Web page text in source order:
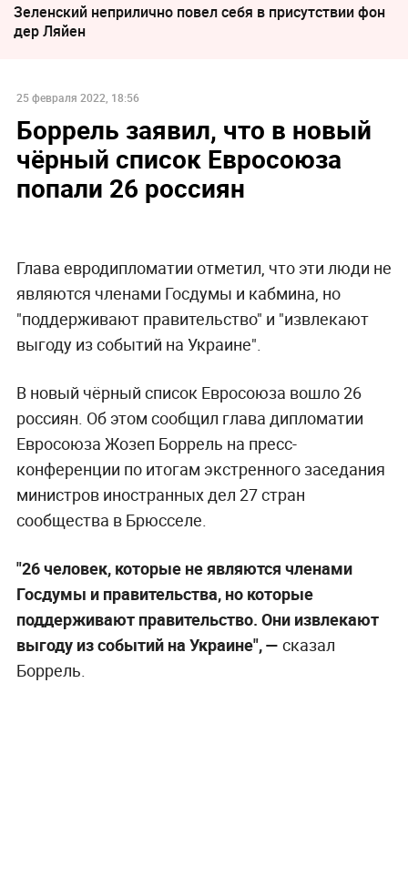
Зеленский неприлично повел cебя в присутствии фон
дер Ляйен
25 февраля 2022, 18:56
Боррель заявил, что в новый
чёрный список Евросоюза
попали 26 россиян
Глава евродипломатии отметил, что эти люди не
являются членами Госдумы и кабмина, но
"поддерживают правительство" и "извлекают
выгоду из событий на Украине".
В новый чёрный список Евросоюза вошло 26
россиян. Об этом сообщил глава дипломатии
Евросоюза Жозеп Боррель на пресс-
конференции по итогам экстренного заседания
министров иностранных дел 27 стран
сообщества в Брюсселе.
"26 человек, которые не являются членами
Госдумы и правительства, но которые
поддерживают правительство. Они извлекают
выгоду из событий на Украине", — сказал
Боррель.